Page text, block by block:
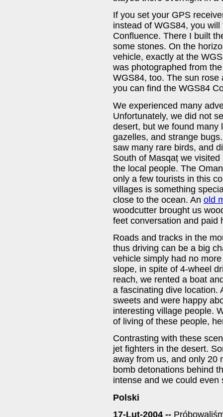
If you set your GPS
instead of WGS84, you
Confluence. There I built
some stones. On the
vehicle, exactly at the
was photographed from
WGS84, too. The sun
you can find the WGS84
We experienced many
Unfortunately, we did not
desert, but we found
gazelles, and strange
saw many rare birds, and
South of Masqaṭ we
the local people. The
only a few tourists in this
villages is something
close to the ocean. An old
woodcutter brought us
feet conversation and paid
Roads and tracks in the
thus driving can be a big
vehicle simply had no
slope, in spite of 4-wheel
reach, we rented a boat
a fascinating dive location.
sweets and were happy
interesting village people.
of living of these people,
Contrasting with these
jet fighters in the desert.
away from us, and only 20
bomb detonations behind
intense and we could
Polski
17-Lut-2004 --